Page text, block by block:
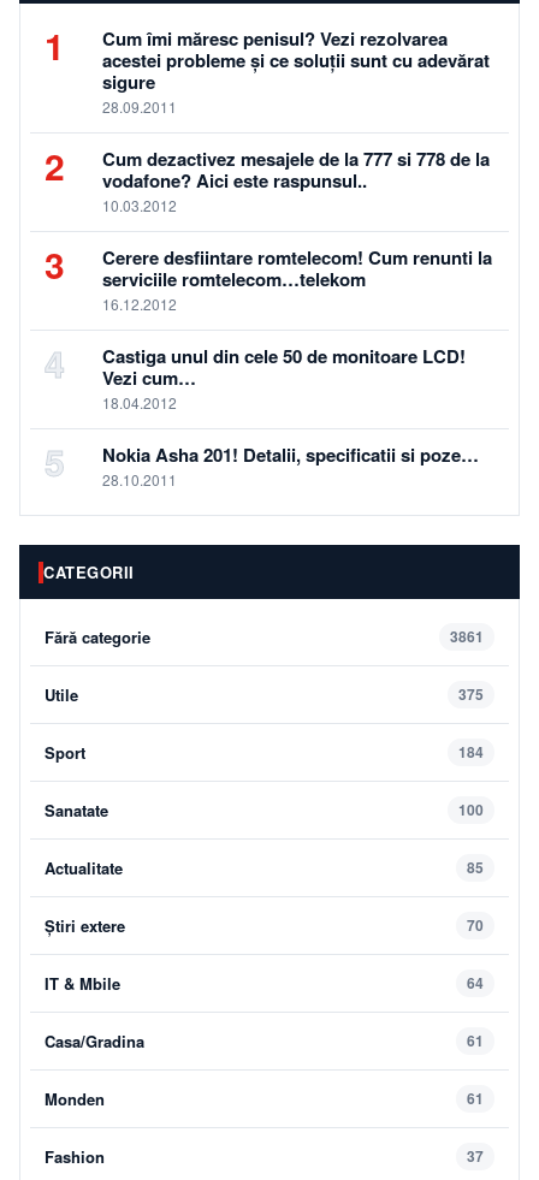
1
Cum îmi măresc penisul? Vezi rezolvarea
acestei probleme și ce soluții sunt cu adevărat
sigure
28.09.2011
2
Cum dezactivez mesajele de la 777 si 778 de la
vodafone? Aici este raspunsul..
10.03.2012
3
Cerere desfiintare romtelecom! Cum renunti la
serviciile romtelecom…telekom
16.12.2012
4
Castiga unul din cele 50 de monitoare LCD!
Vezi cum…
18.04.2012
5 Nokia Asha 201! Detalii, specificatii si poze…
28.10.2011
CATEGORII
Fără categorie 3861
Utile 375
Sport 184
Sanatate 100
Actualitate 85
Știri extere 70
IT & Mbile 64
Casa/Gradina 61
Monden 61
Fashion 37